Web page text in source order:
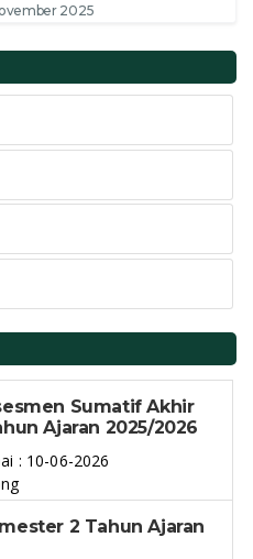
2025
Sumatif Akhir
Ajaran 2025/2026
: 10-06-2026
2 Tahun Ajaran